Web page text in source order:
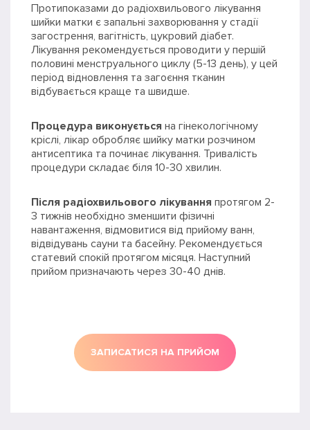
Протипоказами до радіохвильового лікування
шийки матки є запальні захворювання у стадії
загострення, вагітність, цукровий діабет.
Лікування рекомендується проводити у першій
половині менструального циклу (5-13 день), у цей
період відновлення та загоєння тканин
відбувається краще та швидше.
Процедура виконується на гінекологічному
кріслі, лікар обробляє шийку матки розчином
антисептика та починає лікування. Тривалість
процедури складає біля 10-30 хвилин.
Після радіохвильового лікування протягом 2-
3 тижнів необхідно зменшити фізичні
навантаження, відмовитися від прийому ванн,
відвідувань сауни та басейну. Рекомендується
статевий спокій протягом місяця. Наступний
прийом призначають через 30-40 днів.
ЗАПИСАТИСЯ НА ПРИЙОМ